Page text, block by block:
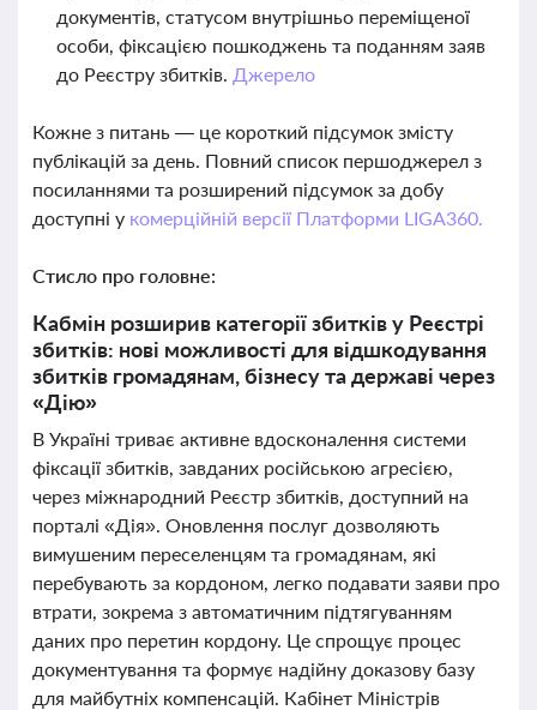
документів, статусом внутрішньо переміщеної
особи, фіксацією пошкоджень та поданням заяв
до Реєстру збитків. Джерело
Кожне з питань — це короткий підсумок змісту
публікацій за день. Повний список першоджерел з
посиланнями та розширений підсумок за добу
доступні у комерційній версії Платформи LIGA360.
Стисло про головне:
Кабмін розширив категорії збитків у Реєстрі
збитків: нові можливості для відшкодування
збитків громадянам, бізнесу та державі через
«Дію»
В Україні триває активне вдосконалення системи
фіксації збитків, завданих російською агресією,
через міжнародний Реєстр збитків, доступний на
порталі «Дія». Оновлення послуг дозволяють
вимушеним переселенцям та громадянам, які
перебувають за кордоном, легко подавати заяви про
втрати, зокрема з автоматичним підтягуванням
даних про перетин кордону. Це спрощує процес
документування та формує надійну доказову базу
для майбутніх компенсацій. Кабінет Міністрів